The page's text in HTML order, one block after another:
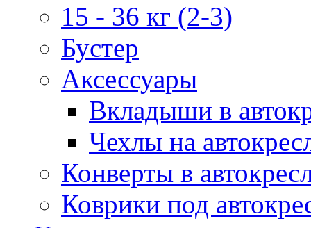
15 - 36 кг (2-3)
Бустер
Аксессуары
Вкладыши в
Чехлы на
Конверты в
Коврики под